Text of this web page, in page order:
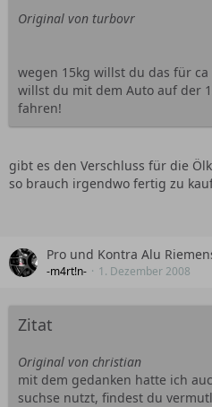
Original von turbovr
wegen 15kg willst du das für ca
willst du mit dem Auto auf der
fahren!
gibt es den Verschluss für die
so brauch irgendwo fertig zu
Pro und Kontra Alu
-m4rt!n- 1. Dezember 2008
Zitat
Original von christian
mit dem gedanken hatte ich
suchse nutzt, findest du